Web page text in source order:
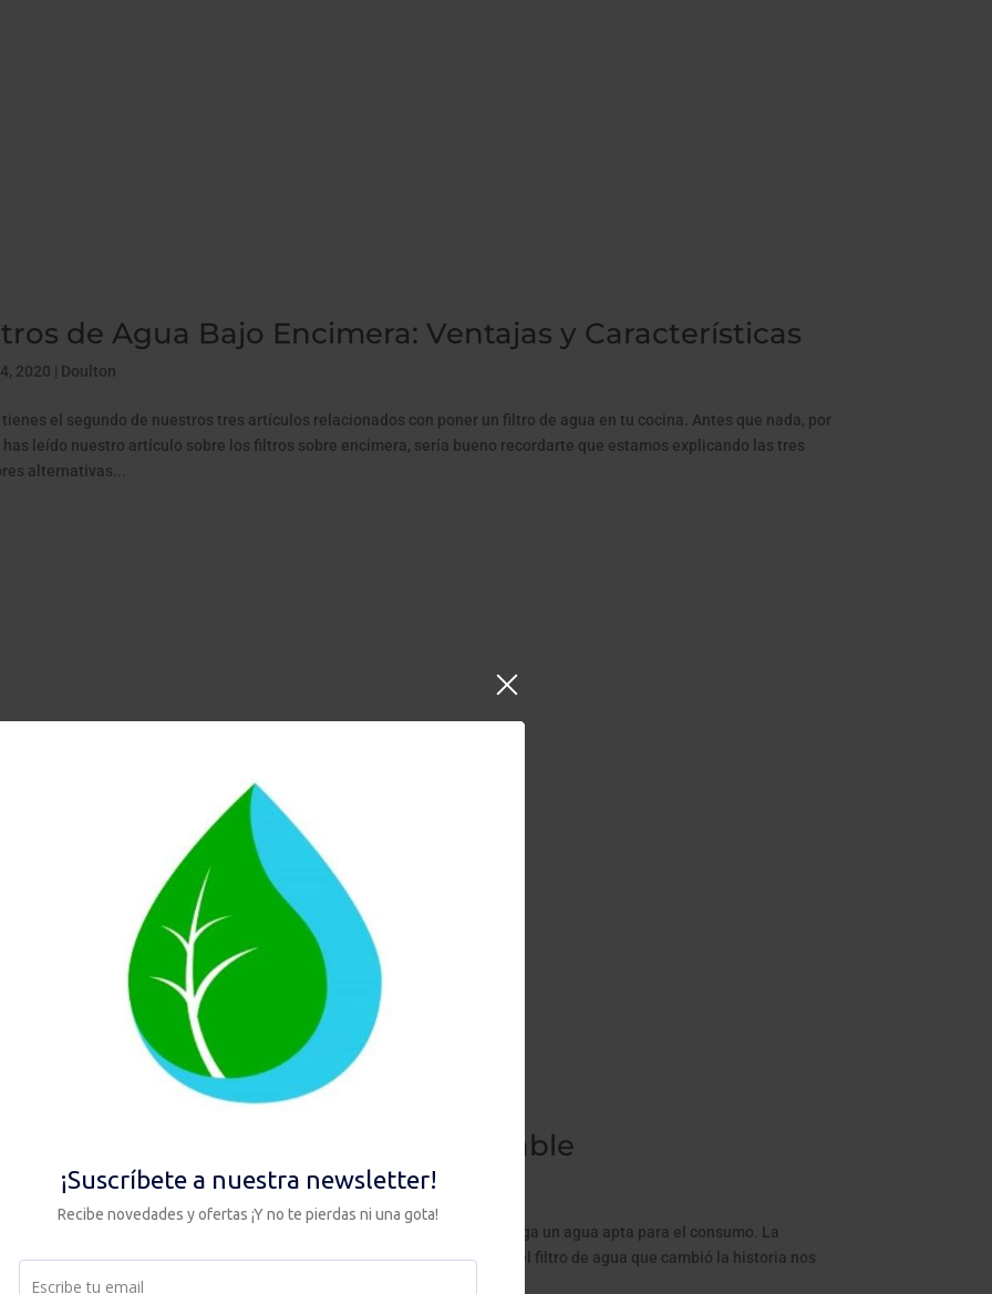
de Agua Bajo Encimera: Ventajas y Características
2020 | Doulton
tienes el segundo de nuestros tres artículos relacionados con poner un filtro de agua en tu cocina. Antes que nada, por
has leído nuestro artículo sobre los filtros sobre encimera, sería bueno recordarte que estamos explicando las tres
alternativas...
del tratamiento del agua potable
2019 |Historia
de sorprender lo realmente sencillo que es abrir un grifo y que de él salga un agua apta para el consumo. La
es ¿Cómo hemos llegado hasta aquí? En nuestro post anterior sobre el filtro de agua que cambió la historia nos
con las ganas de...